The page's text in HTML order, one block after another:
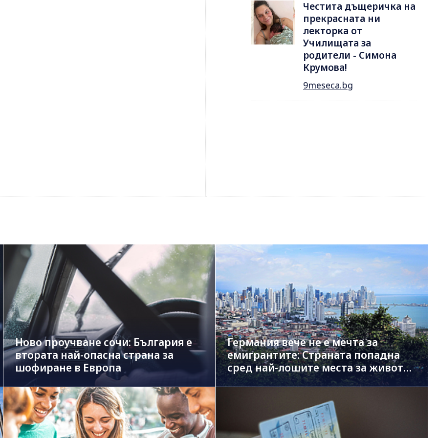
Честита дъщеричка на
прекрасната ни
лекторка от
Училищата за
родители - Симона
Крумова!
9meseca.bg
Ново проучване сочи: България е
втората най-опасна страна за
шофиране в Европа
Германия вече не е мечта за
емигрантите: Страната попадна
сред най-лошите места за живот
за чужденци